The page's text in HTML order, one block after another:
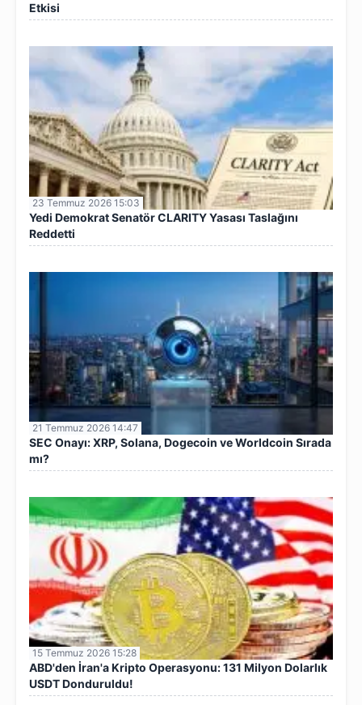
Etkisi
23 Temmuz 2026 15:03
Yedi Demokrat Senatör CLARITY Yasası Taslağını
Reddetti
21 Temmuz 2026 14:47
SEC Onayı: XRP, Solana, Dogecoin ve Worldcoin Sırada
mı?
15 Temmuz 2026 15:28
ABD'den İran'a Kripto Operasyonu: 131 Milyon Dolarlık
USDT Donduruldu!